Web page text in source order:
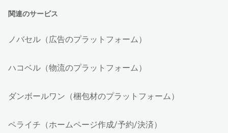
関連のサービス
ノバセル（広告のプラットフォーム）
ハコベル（物流のプラットフォーム）
ダンボールワン（梱包材のプラットフォーム）
ペライチ（ホームページ作成/予約/決済）